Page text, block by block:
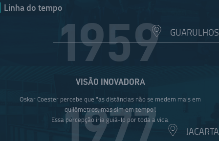
GUARULHOS
JACARTA
Linha do tempo
1959
VISÃO INOVADORA
Oskar Coester percebe que "as distâncias não se medem mais em
quilômetros, mas sim em tempo".
Essa percepção iria guiá-lo por toda a vida.
1977